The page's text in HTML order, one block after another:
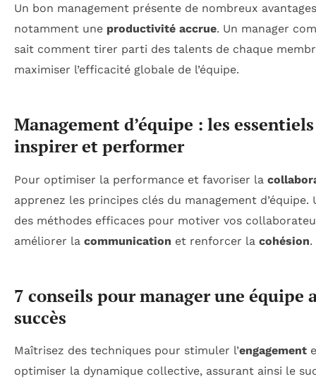
Un bon management présente de nombreux
notamment une productivité accrue. Un manager
sait comment tirer parti des talents de chaque
maximiser l’efficacité globale de l’équipe.
Management d’équipe : les
inspirer et performer
Pour optimiser la performance et favoriser la
apprenez les principes clés du management d’équipe.
des méthodes efficaces pour motiver vos
améliorer la communication et renforcer la cohésion.
7 conseils pour manager une équipe
succès
Maîtrisez des techniques pour stimuler l’engagement
optimiser la dynamique collective, assurant ainsi le